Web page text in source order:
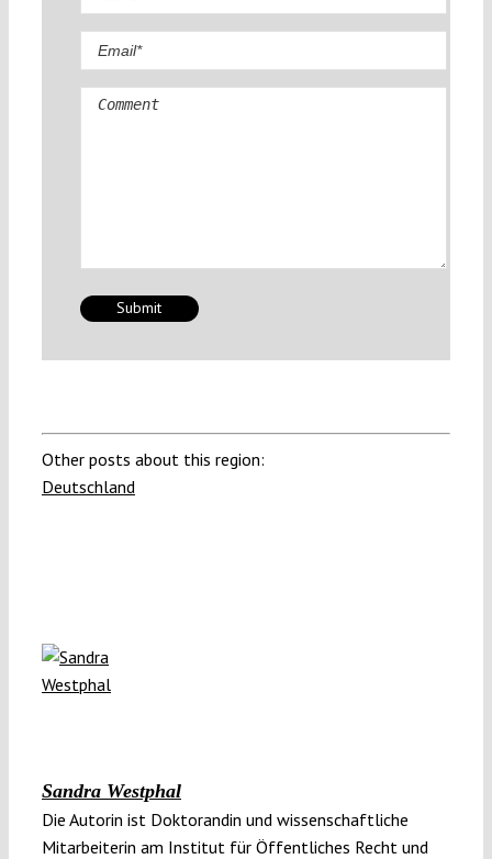
Comment
Other posts about this region:
Deutschland
Sandra Westphal
Die Autorin ist Doktorandin und wissenschaftliche
Mitarbeiterin am Institut für Öffentliches Recht und